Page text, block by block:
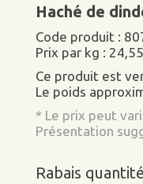
Haché de
Code produit :
Prix par kg :
Ce produit est
Le poids
* Le prix peut
Présentation
Rabais quantité